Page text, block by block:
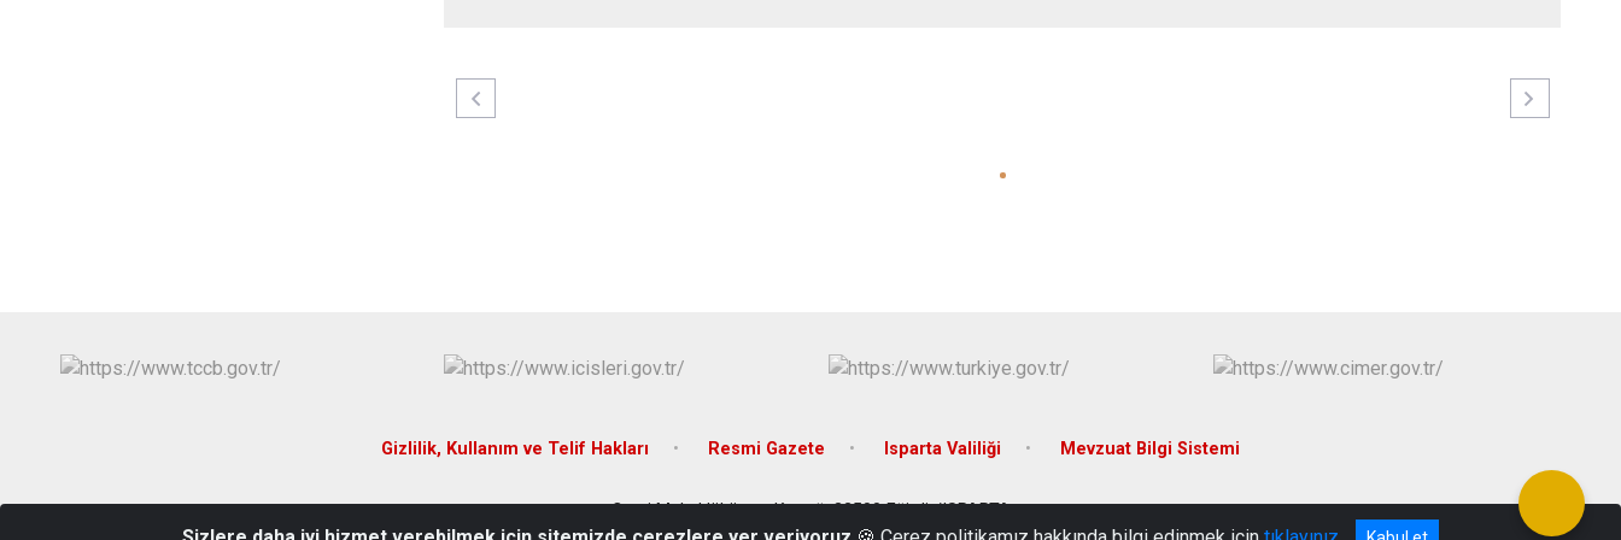
Gizlilik, Kullanım ve Telif Hakları Resmi Gazete Isparta Valiliği Mevzuat Bilgi Sistemi
Cami Mah. Hükümet Konağı 32500 Eğirdir/ISPARTA